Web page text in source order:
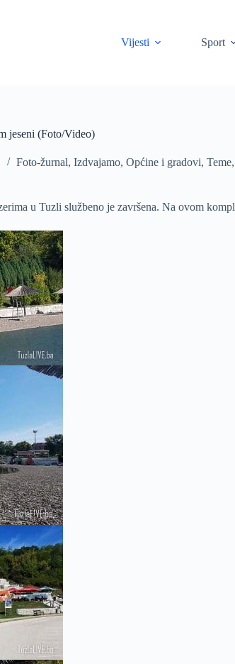
Vijesti
Sport
jeseni (Foto/Video)
Foto-žurnal, Izdvajamo, Općine i gradovi, Teme,
u Tuzli službeno je završena. Na ovom